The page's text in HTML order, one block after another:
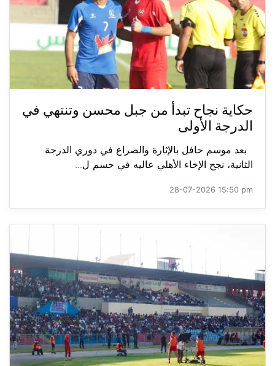
حكاية نجاح تبدأ من جبل محسن وتنتهي في
الدرجة الأولى
بعد موسم حافل بالإثارة والصراع في دوري الدرجة
الثانية، نجح الإخاء الأهلي عاليه في حسم ل...
28-07-2026 15:50 pm